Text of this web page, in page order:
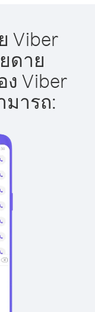
Viber
ดาย
Viber
ารถ: